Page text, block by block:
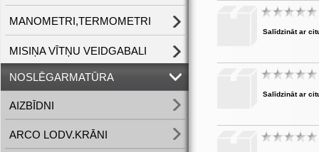
MANOMETRI,TERMOMETRI
MISIŅA VĪTŅU VEIDGABALI
NOSLĒGARMATŪRA
AIZBĪDNI
ARCO LODV.KRĀNI
Salīdzināt ar
Salīdzināt ar